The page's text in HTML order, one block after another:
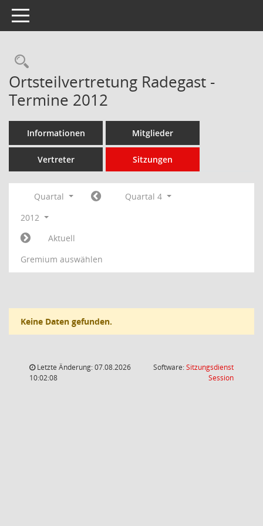
Toggle navigation
Rechercheauswahl
Ortsteilvertretung Radegast -
Termine 2012
Informationen Mitglieder
Vertreter Sitzungen
Quartal
Quartal 4
2012
Aktuell
Gremium auswählen
Keine Daten gefunden.
Letzte Änderung: 07.08.2026
10:02:08
Software:Sitzungsdienst
Session(Wird in